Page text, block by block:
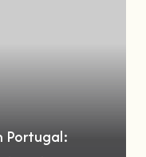
Portugal: